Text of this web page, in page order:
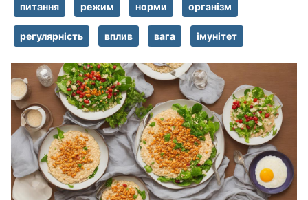
питання режим норми організм
регулярність вплив вага імунітет